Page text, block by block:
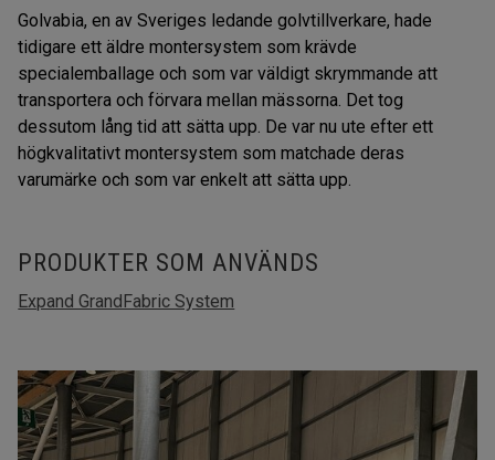
Golvabia, en av Sveriges ledande golvtillverkare, hade
tidigare ett äldre montersystem som krävde
specialemballage och som var väldigt skrymmande att
transportera och förvara mellan mässorna. Det tog
dessutom lång tid att sätta upp. De var nu ute efter ett
högkvalitativt montersystem som matchade deras
varumärke och som var enkelt att sätta upp.
PRODUKTER SOM ANVÄNDS
Expand GrandFabric System